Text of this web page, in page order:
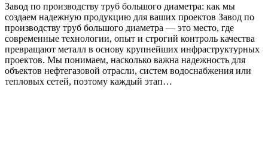
Завод по производству труб большого диаметра: как мы
создаем надежную продукцию для ваших проектов Завод по
производству труб большого диаметра — это место, где
современные технологии, опыт и строгий контроль качества
превращают металл в основу крупнейших инфраструктурных
проектов. Мы понимаем, насколько важна надежность для
объектов нефтегазовой отрасли, систем водоснабжения или
тепловых сетей, поэтому каждый этап…